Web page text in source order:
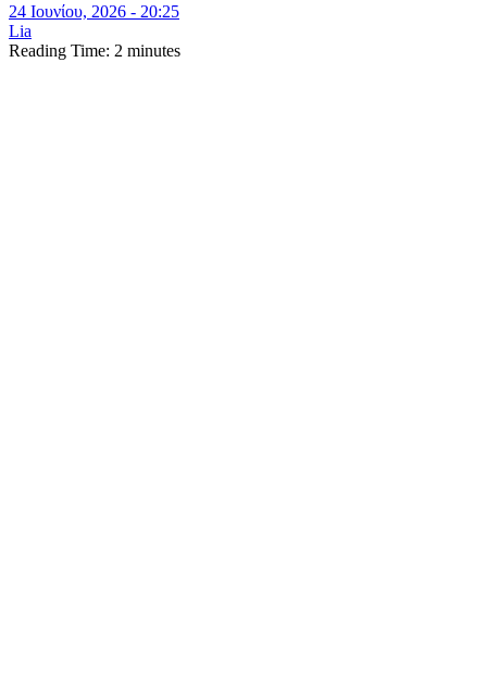
24 Ιουνίου, 2026 - 20:25
Lia
Reading Time: 2 minutes